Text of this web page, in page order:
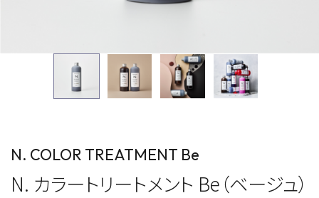
N. COLOR TREATMENT Be
N. カラートリートメント Be（ベージュ）